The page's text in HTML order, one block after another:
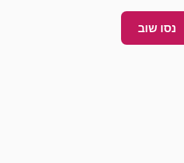
נסו שוב